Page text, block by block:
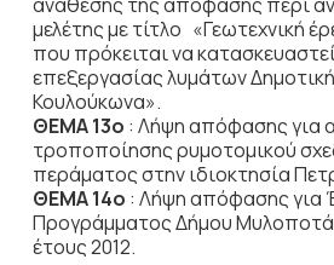
μελέτης με τίτλο «Γεωτεχνική
που πρόκειται να
επεξεργασίας λυμάτων
Κουλούκωνα».
ΘΕΜΑ 13o : Λήψη απόφασης για
τροποποίησης ρυμοτομικού
περάματος στην ιδιοκτησία
ΘΕΜΑ 14o : Λήψη απόφασης για
Προγράμματος Δήμου
έτους 2012.